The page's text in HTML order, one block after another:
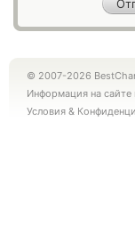
© 2007-2026
Информация на сайте
Условия &